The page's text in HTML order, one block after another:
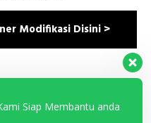
Modifikasi Disini >
Siap Membantu anda